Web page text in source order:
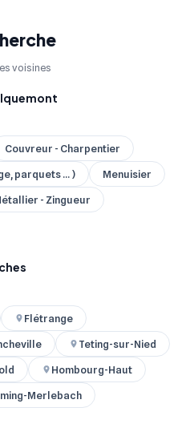
voisines
Couvreur - Charpentier
parquets ... )
Menuisier
- Zingueur
Flétrange
Teting-sur-Nied
Hombourg-Haut
Merlebach